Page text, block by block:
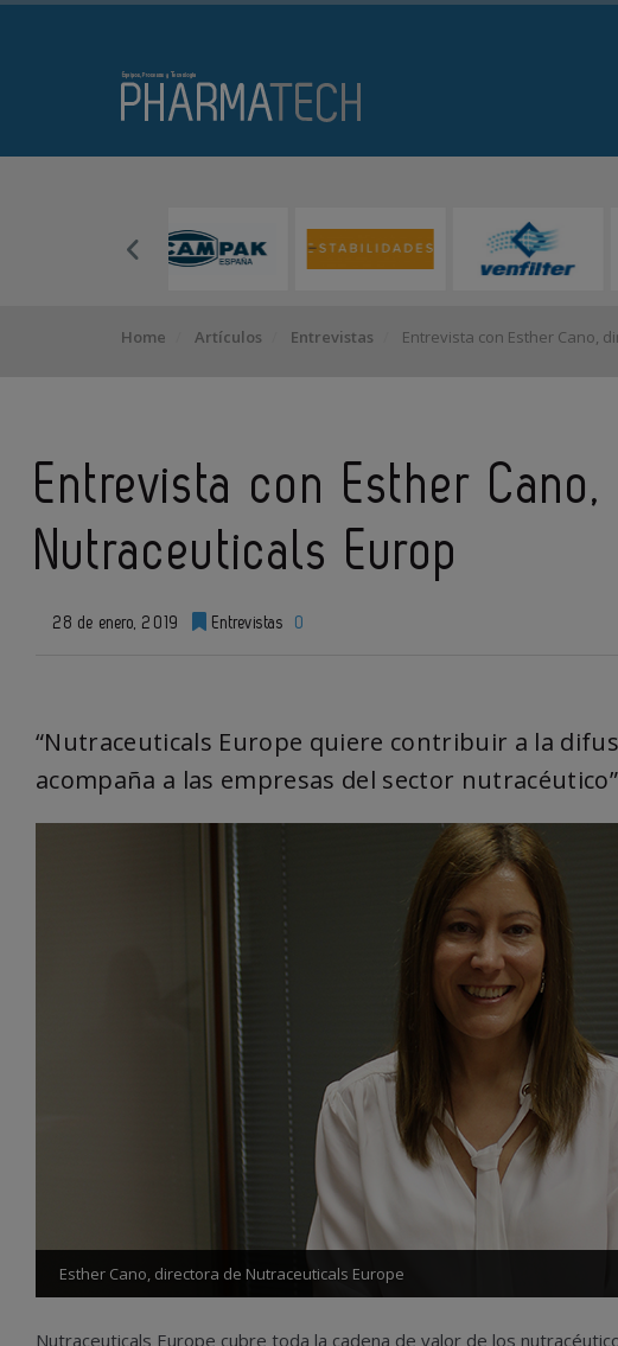
Home Artículos Entrevistas Entrevista con Esther Cano,
Entrevista con Esther
Nutraceuticals Europ
28 de enero, 2019 Entrevistas 0
“Nutraceuticals Europe quiere contribuir a la
acompaña a las empresas del sector nutracéutico”
Esther Cano, directora de Nutraceuticals Europe
Nutraceuticals Europe cubre toda la cadena de valor de los